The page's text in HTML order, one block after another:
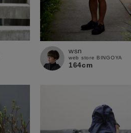
wsn
web store BINGOYA
164cm